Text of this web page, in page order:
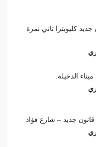
كليوبترا تاني نمرة
الدخيلة.
قانون جديد – شارع فؤاد